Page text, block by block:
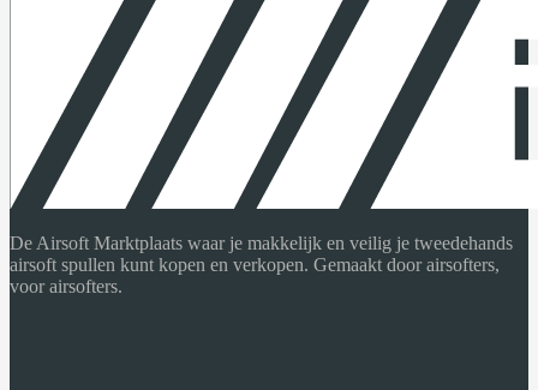
De Airsoft Marktplaats waar je makkelijk en veilig je tweedehands
airsoft spullen kunt kopen en verkopen. Gemaakt door airsofters,
voor airsofters.